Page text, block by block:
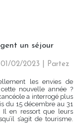
un séjour
02/2023
Partez
les envies de
nouvelle année ?
a interrogé plus
du 15 décembre au 31
Il en ressort que leurs
s’agit de tourisme.